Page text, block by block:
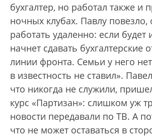
бухгалтер, но работал также и
ночных клубах. Павлу
работать удаленно: если будет
начнет сдавать бухгалтерские
линии фронта. Семьи у него
в известность не ставил».
что никогда не служили,
курс «Партизан»: слишком уж
новости передавали по ТВ. А
что не может оставаться в